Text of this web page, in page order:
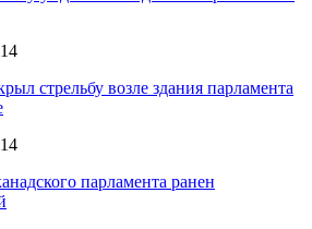
стрельбу возле здания парламента
парламента ранен